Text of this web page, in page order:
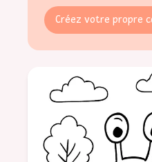
Créez votre propre